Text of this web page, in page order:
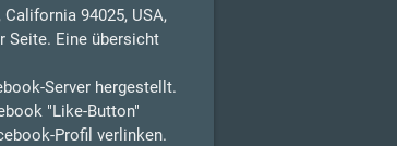
94025, USA,
Seite. Eine übersicht
Server hergestellt.
"Like-Button"
Profil verlinken.